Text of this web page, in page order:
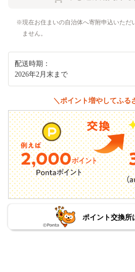
現在お住まいの自治体へ寄附申込いただ
ません。
配送時期：
2026年2月末まで
＼ポイント増やしてふる
ポイント交換所